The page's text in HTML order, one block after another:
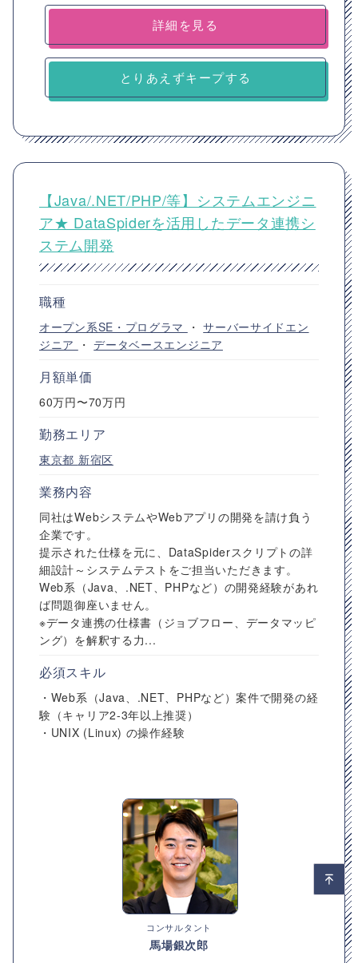
詳細を見る
とりあえずキープする
【Java/.NET/PHP/等】システムエンジニ
ア★ DataSpiderを活用したデータ連携シ
ステム開発
職種
オープン系SE・プログラマ ・サーバーサイドエン
ジニア
・データベースエンジニア
月額単価
60万円〜70万円
勤務エリア
東京都 新宿区
業務内容
同社はWebシステムやWebアプリの開発を請け負う
企業です。
提示された仕様を元に、DataSpiderスクリプトの詳
細設計～システムテストをご担当いただきます。
Web系（Java、.NET、PHPなど）の開発経験があれ
ば問題御座いません。
※データ連携の仕様書（ジョブフロー、データマッピ
ング）を解釈する力...
必須スキル
・Web系（Java、.NET、PHPなど）案件で開発の経
験（キャリア2-3年以上推奨）
・UNIX (Linux) の操作経験
コンサルタント
馬場銀次郎